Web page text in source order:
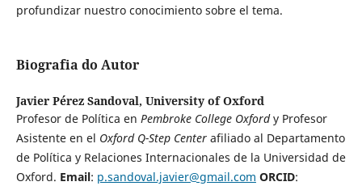
profundizar nuestro conocimiento sobre el tema.
Biografia do Autor
Javier Pérez Sandoval, University of Oxford
Profesor de Política en Pembroke College Oxfordy Profesor
Asistente en el Oxford Q-Step Centerafiliado al Departamento
de Política y Relaciones Internacionales de la Universidad de
Oxford. Email: p.sandoval.javier@gmail.com ORCID: